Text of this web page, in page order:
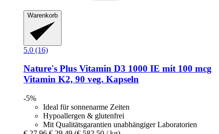
Warenkorb
5.0 (16)
Nature's Plus Vitamin D3 1000 IE mit 100 mcg
Vitamin K2, 90 veg. Kapseln
-5%
Ideal für sonnenarme Zeiten
Hypoallergen & glutenfrei
Mit Qualitätsgarantien unabhängiger Laboratorien